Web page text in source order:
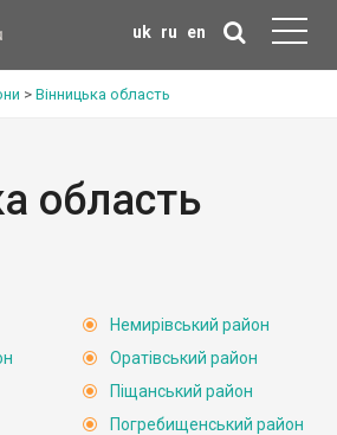
uk ru en
> Вінницька область
область
Немирівський район
Оратівський район
Піщанський район
Погребищенський район